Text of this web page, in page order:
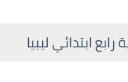
ابتدائي ليبيا